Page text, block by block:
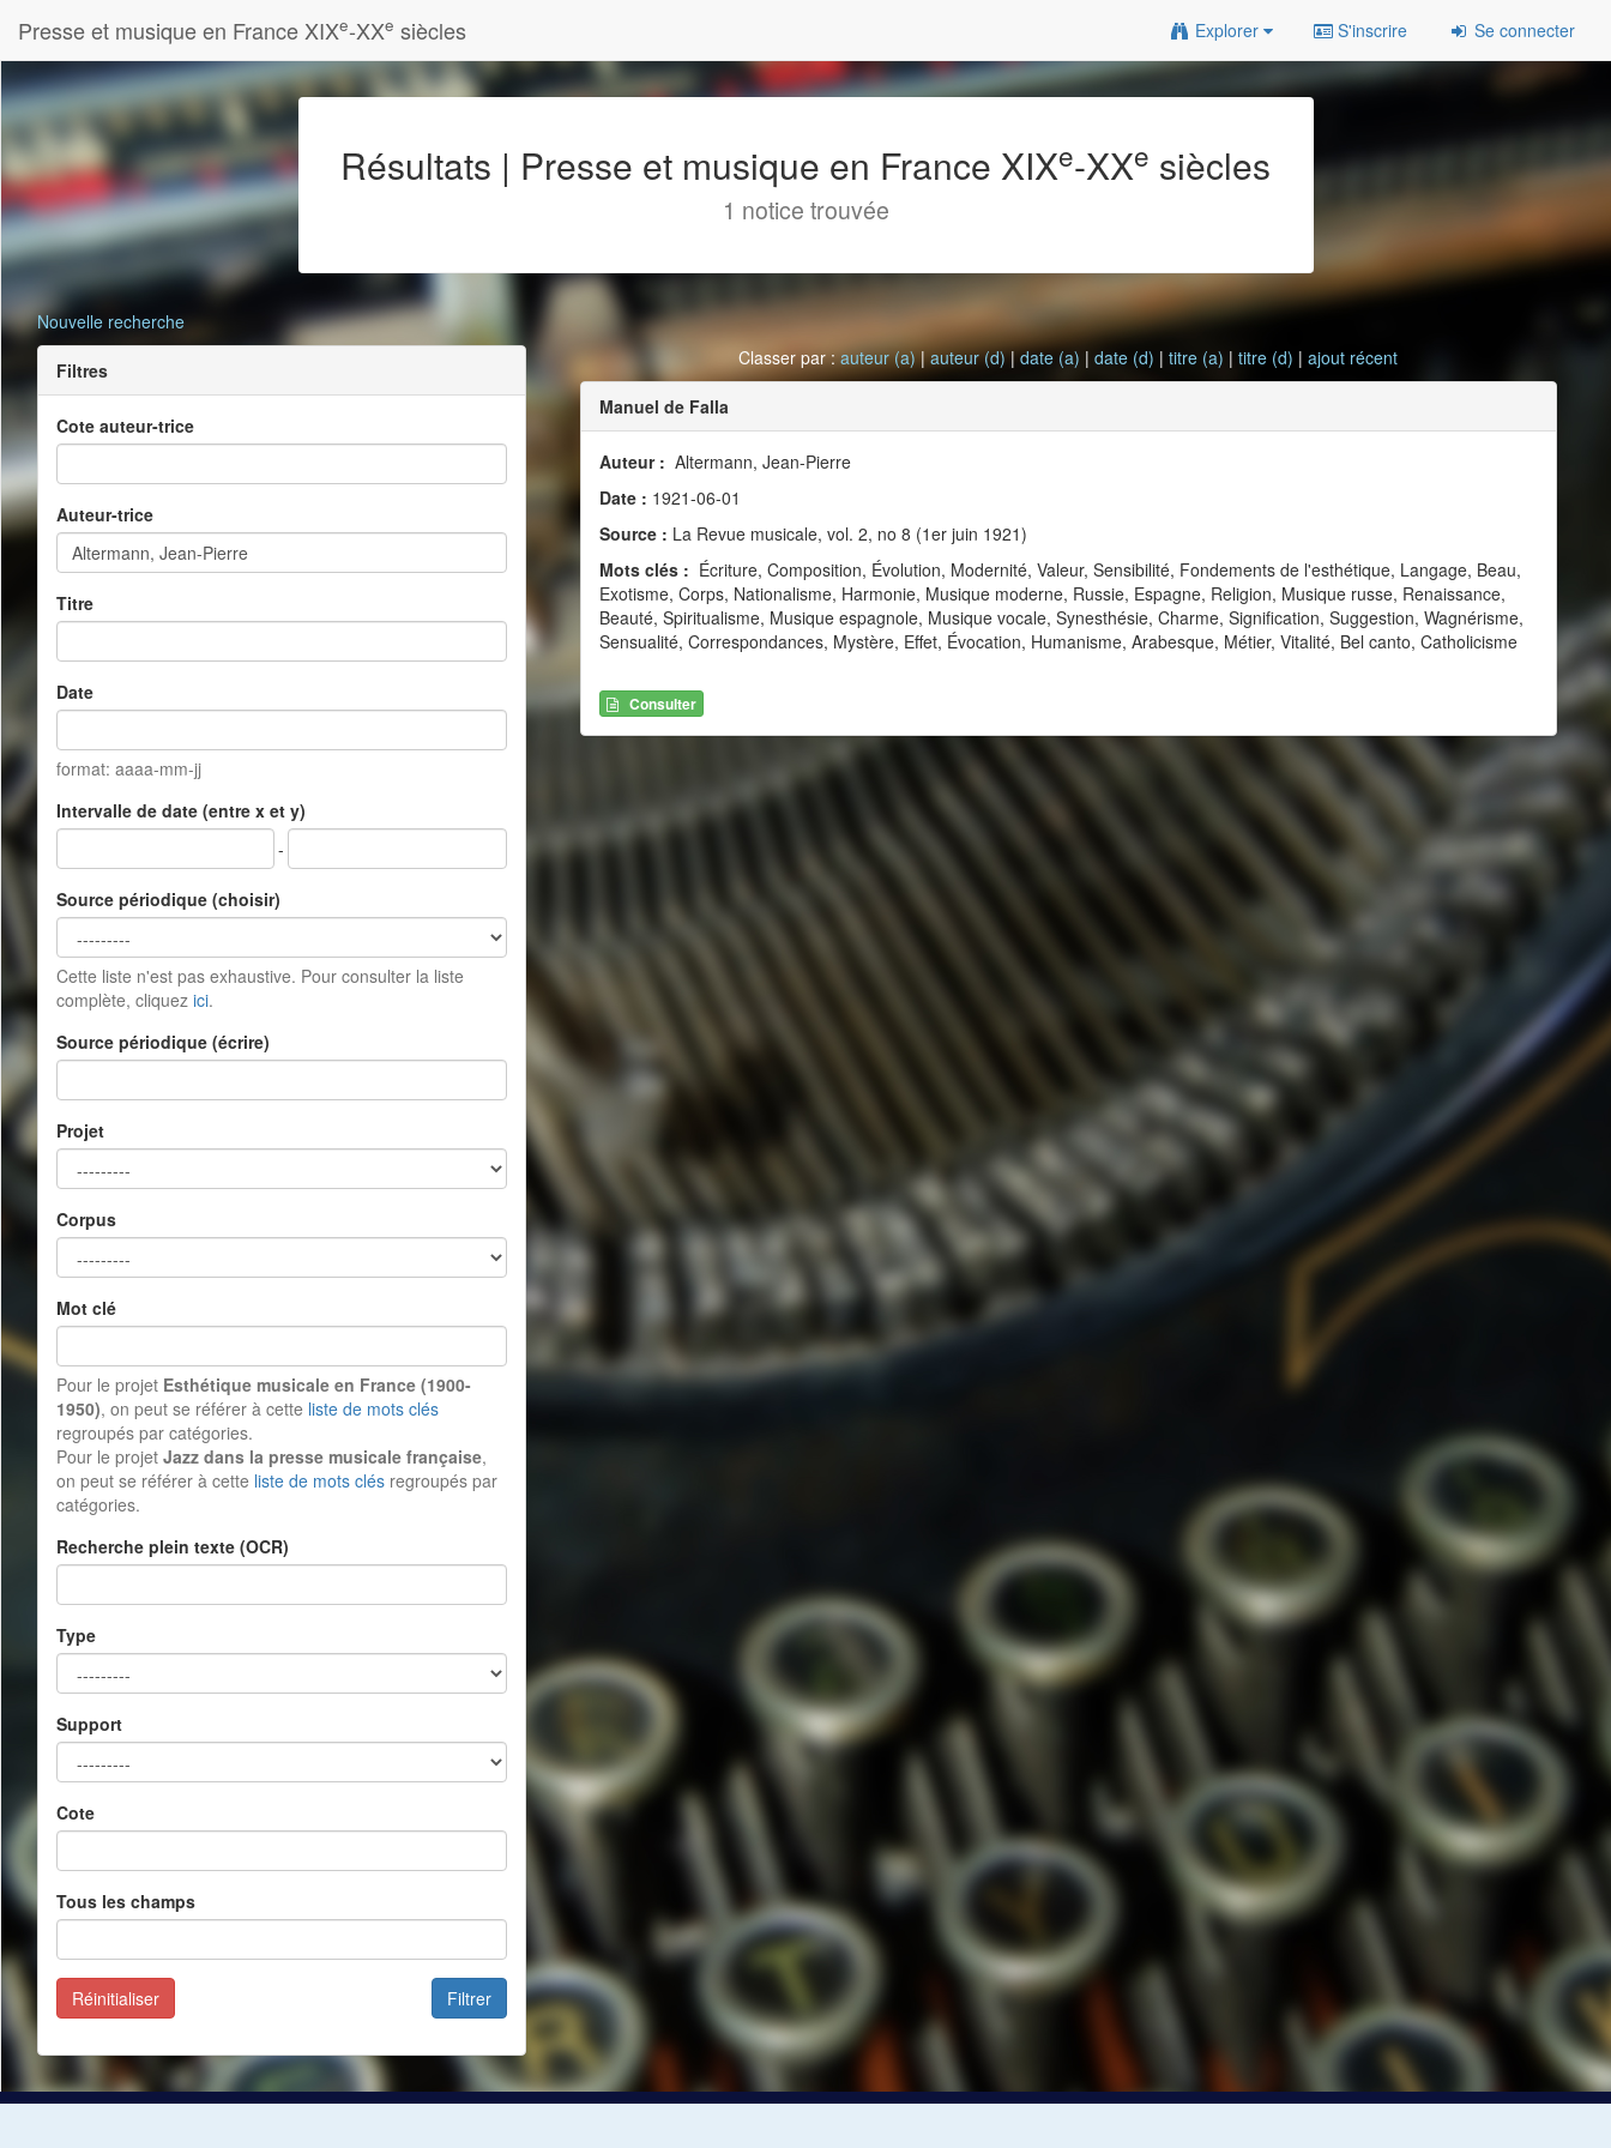
Presse et musique en France XIXe-XXe siècles Explorer S'inscrire Se connecter
Résultats | Presse et musique en France XIXe-XXe siècles
1 notice trouvée
Nouvelle recherche
Filtres
Cote auteur-trice
Auteur-trice
Titre
Date
format: aaaa-mm-jj
Intervalle de date (entre x et y)
-
Source périodique (choisir)
Cette liste n'est pas exhaustive. Pour consulter la liste
complète, cliquez ici.
Source périodique (écrire)
Projet
Corpus
Mot clé
Pour le projet Esthétique musicale en France (1900-
1950), on peut se référer à cette liste de mots clés
regroupés par catégories.
Pour le projet Jazz dans la presse musicale française,
on peut se référer à cette liste de mots clés regroupés par
catégories.
Recherche plein texte (OCR)
Type
Support
Cote
Tous les champs
Filtrer
Réinitialiser
Classer par :auteur (a)|auteur (d)|date (a) |date (d) |titre (a) |titre (d) |ajout récent
Manuel de Falla
Auteur : Altermann, Jean-Pierre
Date : 1921-06-01
Source : La Revue musicale, vol. 2, no 8 (1er juin 1921)
Mots clés : Écriture, Composition, Évolution, Modernité, Valeur, Sensibilité, Fondements de l'esthétique, Langage, Beau,
Exotisme, Corps, Nationalisme, Harmonie, Musique moderne, Russie, Espagne, Religion, Musique russe, Renaissance,
Beauté, Spiritualisme, Musique espagnole, Musique vocale, Synesthésie, Charme, Signification, Suggestion, Wagnérisme,
Sensualité, Correspondances, Mystère, Effet, Évocation, Humanisme, Arabesque, Métier, Vitalité, Bel canto, Catholicisme
Consulter